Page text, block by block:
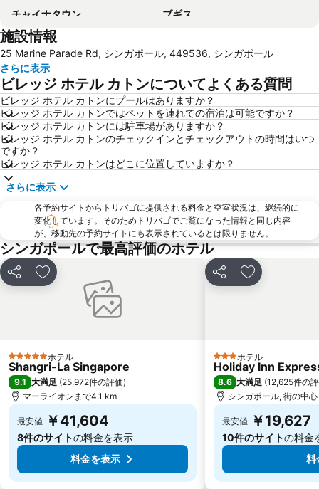
チャイナタウン
ブギス
Changi Airport Metro Station
Changi
マーライオン
Marina Bay Sands SkyPark
Sentosa Skyline Luge & Skyride
リトルインディア
City Hall
Legoland Malaysia
Bayfront MRT Station
City Hall Metro Station
Harbour Front Centre
シンガポール エキスポ
Katong
Novena MRT Station
Bugis Village
Stadium Metro Station
Suntec City Mall
Singapore Sentosa Island Afternoon Trip
Lavender MRT Station
MRT - Mass Rapid Transport
シンガポール フライヤー
ガーデンズ バイ ザ ベイ
Buona Vista MRT Station
Singapore Zoo
Woodlands MRT Station
Raffles Hotel Singapore Half-Day Tour
Jurong East MRT
Expo Metro Station
Vivo City
Rochor MRT
One North Singapore
施設情報
25 Marine Parade Rd, シンガポール, 449536, シンガポール
さらに表示
ビレッジ ホテル カトンについてよくある質問
ビレッジ ホテル カトンにプールはありますか？
ビレッジ ホテル カトンではペットを連れての宿泊は可能ですか？
ビレッジ ホテル カトンには駐車場がありますか？
ビレッジ ホテル カトンのチェックインとチェックアウトの時間はいつ
ですか？
ビレッジ ホテル カトンはどこに位置していますか？
さらに表示
各予約サイトからトリバゴに提供される料金と空室状況は、継続的に
変化しています。そのためトリバゴでご覧になった情報と同じ内容
が、移動先の予約サイトにも表示されているとは限りません。
シンガポールで最高評価のホテル
シェア お気に入りに追加
5 ホテルのランク
ホテル
Shangri-La Singapore
9.1 大満足 (25,972件の評価)
マーライオンまで4.1 km
最安値 ￥41,604
8件のサイトの料金を表示
料金を表示
シェア お気に入りに
3 ホテルのランク
ホテル
Holiday Inn
8.6 大満足 (12,625件の
シンガポール, 街の中
最安値 ￥19,627
10件のサイトの料金
料